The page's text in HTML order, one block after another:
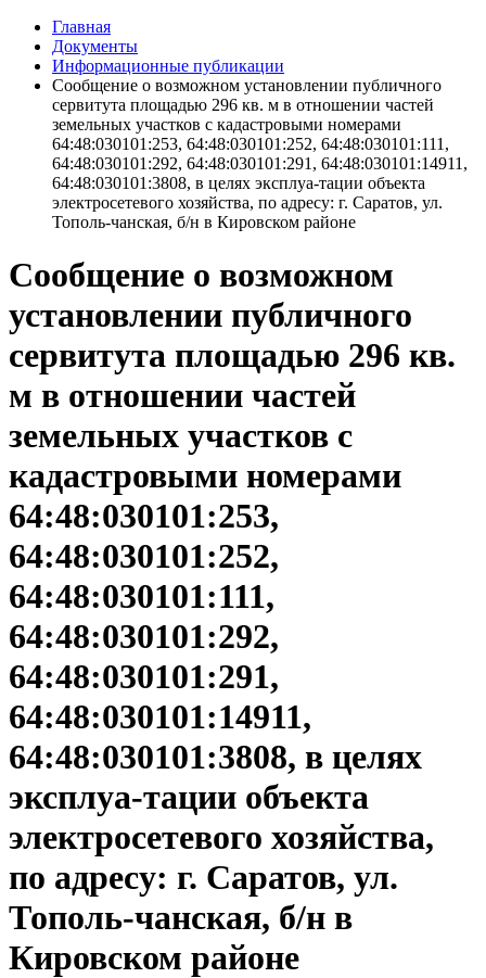
Главная
Документы
Информационные публикации
Сообщение о возможном установлении публичного
сервитута площадью 296 кв. м в отношении частей
земельных участков с кадастровыми номерами
64:48:030101:253, 64:48:030101:252, 64:48:030101:111,
64:48:030101:292, 64:48:030101:291, 64:48:030101:14911,
64:48:030101:3808, в целях эксплуа-тации объекта
электросетевого хозяйства, по адресу: г. Саратов, ул.
Тополь-чанская, б/н в Кировском районе
Сообщение о возможном
установлении публичного
сервитута площадью 296 кв.
м в отношении частей
земельных участков с
кадастровыми номерами
64:48:030101:253,
64:48:030101:252,
64:48:030101:111,
64:48:030101:292,
64:48:030101:291,
64:48:030101:14911,
64:48:030101:3808, в целях
эксплуа-тации объекта
электросетевого хозяйства,
по адресу: г. Саратов, ул.
Тополь-чанская, б/н в
Кировском районе